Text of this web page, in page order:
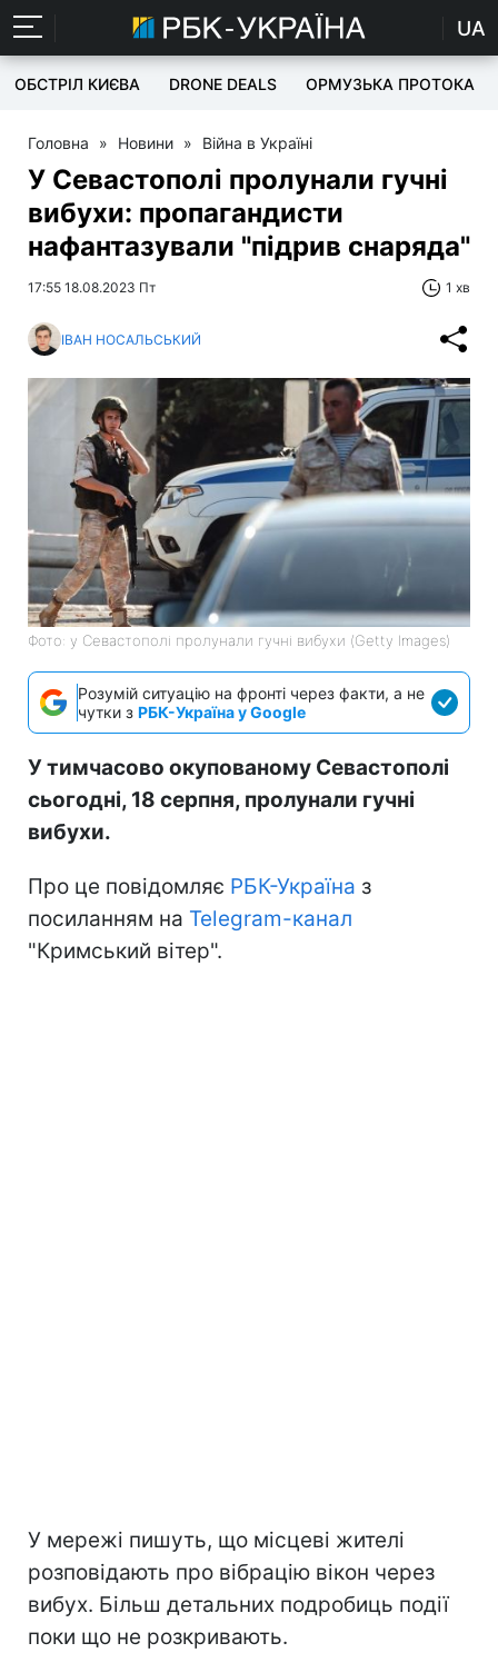
UA
ОБСТРІЛ КИЄВА DRONE DEALS ОРМУЗЬКА ПРОТОКА
Головна » Новини » Війна в Україні
У Севастополі пролунали гучні
вибухи: пропагандисти
нафантазували "підрив снаряда"
17:55 18.08.2023 Пт 1 хв
ІВАН НОСАЛЬСЬКИЙ
Фото: у Севастополі пролунали гучні вибухи (Getty Images)
Розумій ситуацію на фронті через факти, а не
чутки з РБК-Україна у Google
У тимчасово окупованому Севастополі
сьогодні, 18 серпня, пролунали гучні
вибухи.
Про це повідомляє РБК-Україна з
посиланням на Telegram-канал
"Кримський вітер".
У мережі пишуть, що місцеві жителі
розповідають про вібрацію вікон через
вибух. Більш детальних подробиць події
поки що не розкривають.